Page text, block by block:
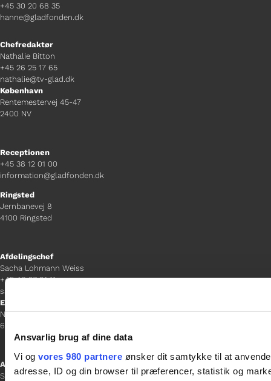
Ansvarlig brug af dine data
Vi og vores 980 partnere ønsker dit samtykke til at
adresse, ID og din browser til præferencer, statistik og
+45 30 20 68 35
hanne@gladfonden.dk
Chefredaktør
Nathalie Bitton
+45 26 25 17 65
nathalie@tv-glad.dk
København
Rentemestervej 45-47
2400 NV
Receptionen
+45 38 12 01 00
information@gladfonden.dk
Ringsted
Jernbanevej 8
4100 Ringsted
Afdelingschef
Sacha Lohmann Weiss
+45 40 27 91 11
sacha.lw@gladfonden.dk
Esbjerg
Norgesgade 1, 2. sal
6700 Esbjerg
Afdelingschef
Sanne Hansen